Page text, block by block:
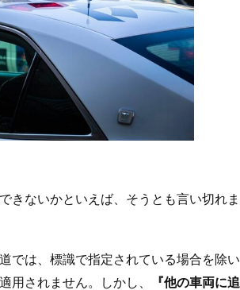
きないかといえば、そうとも言い切れま
では、標識で指定されている場合を除い
用されません。しかし、
『他の車両に追